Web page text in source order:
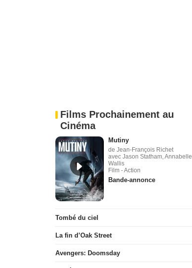
Films Prochainement au
Cinéma
Mutiny
de Jean-François Richet
avec Jason Statham, Annabelle
Wallis
Film - Action
Bande-annonce
Tombé du ciel
La fin d’Oak Street
Avengers: Doomsday